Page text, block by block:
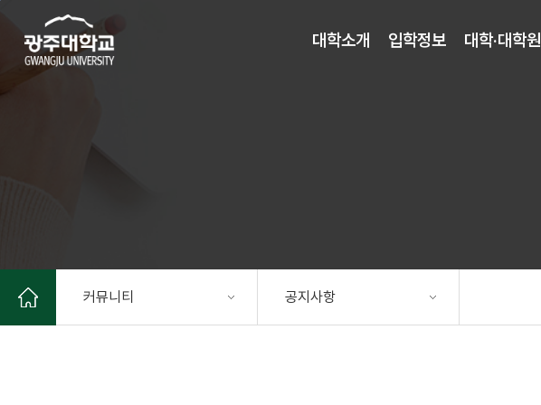
대학소개 입학정보 대학·대학원
커뮤니티 공지사항